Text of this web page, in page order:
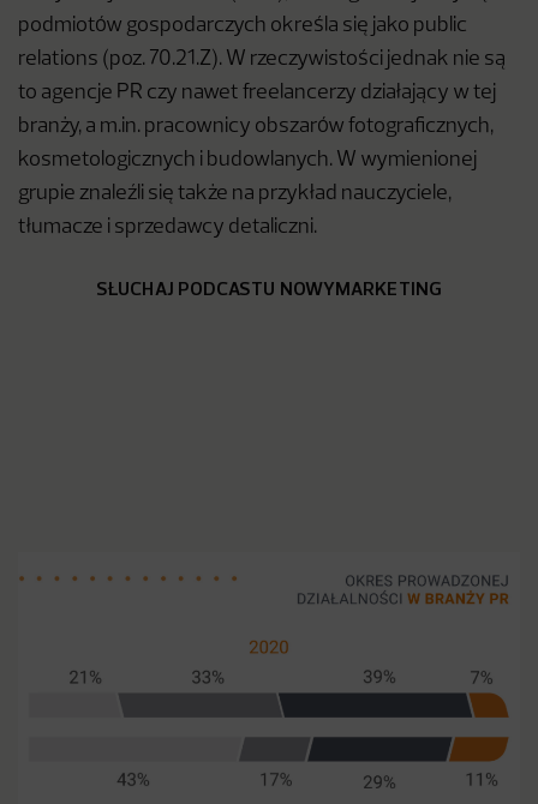
podmiotów gospodarczych określa się jako public
relations (poz. 70.21.Z). W rzeczywistości jednak nie są
to agencje PR czy nawet freelancerzy działający w tej
branży, a m.in. pracownicy obszarów fotograficznych,
kosmetologicznych i budowlanych. W wymienionej
grupie znaleźli się także na przykład nauczyciele,
tłumacze i sprzedawcy detaliczni.
SŁUCHAJ PODCASTU NOWYMARKETING